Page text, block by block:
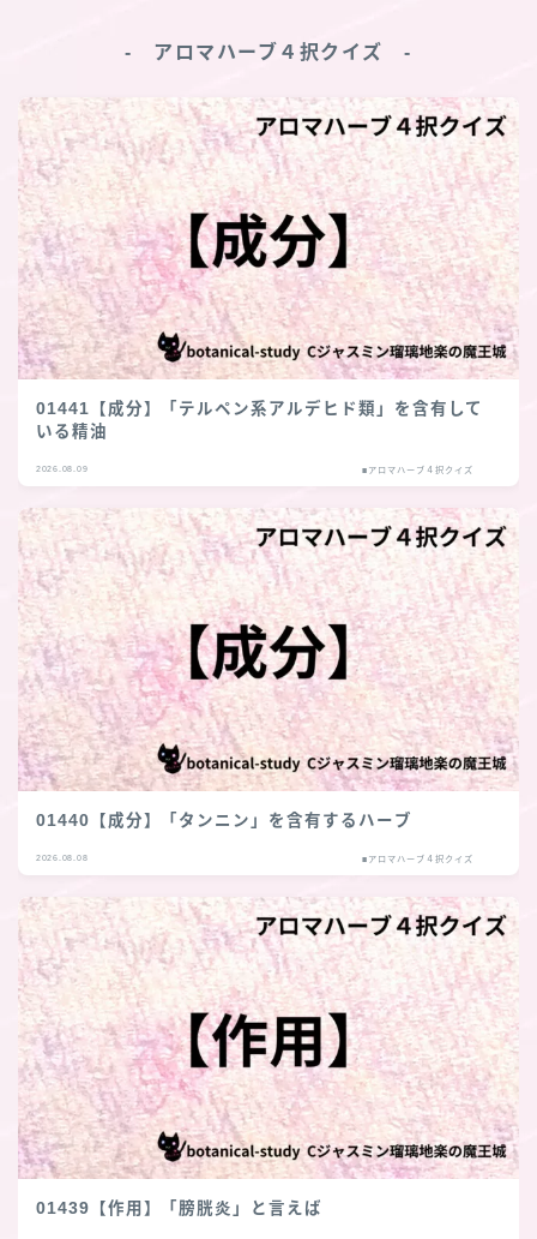
‐ アロマハーブ４択クイズ ‐
01441【成分】「テルペン系アルデヒド類」を含有して
いる精油
2026.08.09 ■アロマハーブ４択クイズ
01440【成分】「タンニン」を含有するハーブ
2026.08.08 ■アロマハーブ４択クイズ
01439【作用】「膀胱炎」と言えば